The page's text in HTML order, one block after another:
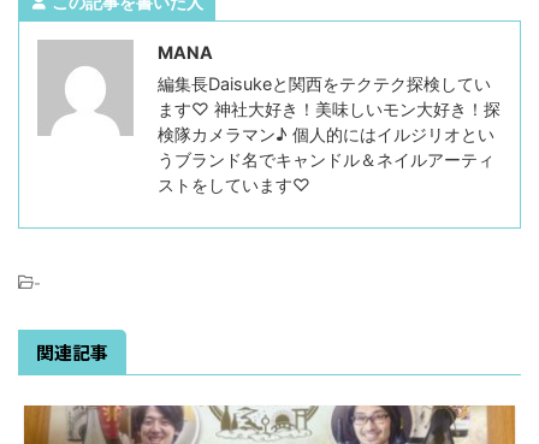
MANA
編集長Daisukeと関西をテクテク探検してい
ます♡ 神社大好き！美味しいモン大好き！探
検隊カメラマン♪ 個人的にはイルジリオとい
うブランド名でキャンドル＆ネイルアーティ
ストをしています♡
-
関連記事